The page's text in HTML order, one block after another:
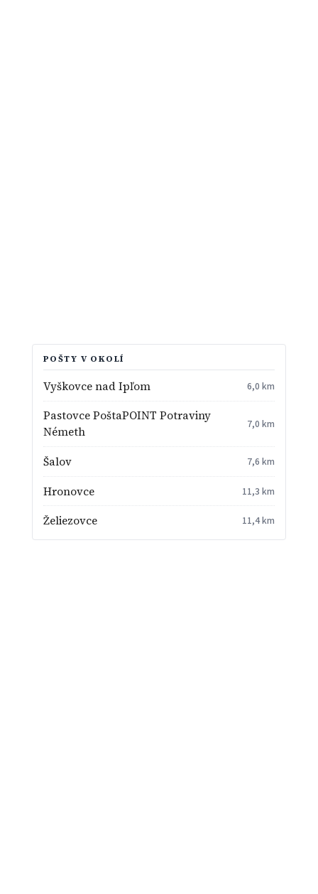
POŠTY V OKOLÍ
Vyškovce nad Ipľom 6,0 km
Pastovce PoštaPOINT Potraviny
Németh
7,0 km
Šalov 7,6 km
Hronovce 11,3 km
Želiezovce 11,4 km